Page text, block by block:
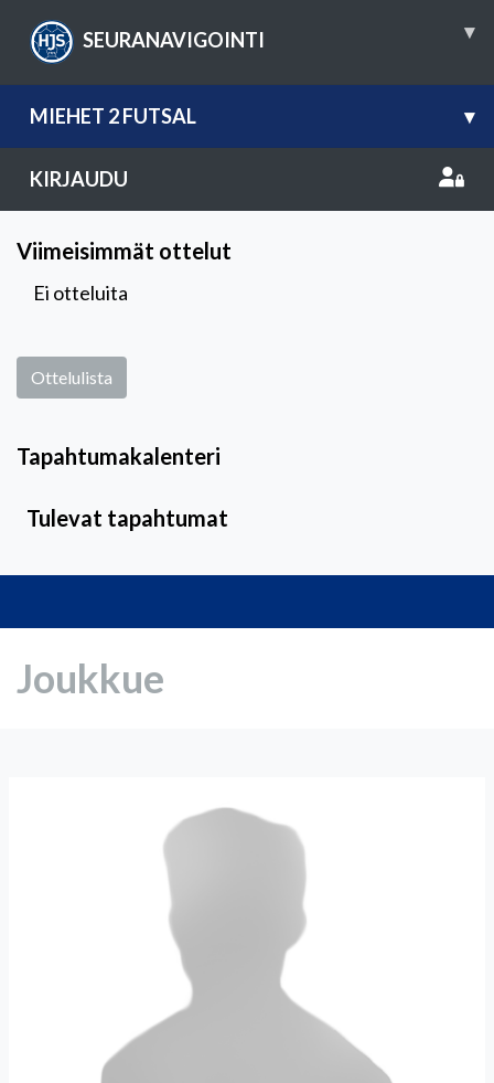
SEURANAVIGOINTI ▾
MIEHET 2 FUTSAL ▾
KIRJAUDU
Viimeisimmät ottelut
Ei otteluita
Ottelulista
Tapahtumakalenteri
Tulevat tapahtumat
Joukkue